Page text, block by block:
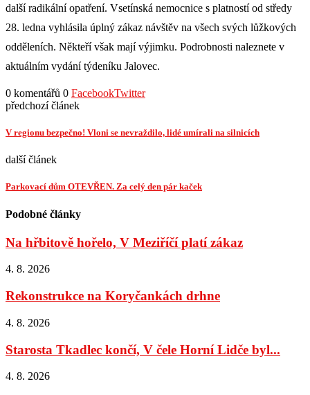
další radikální opatření. Vsetínská nemocnice s platností od středy
28. ledna vyhlásila úplný zákaz návštěv na všech svých lůžkových
odděleních. Někteří však mají výjimku. Podrobnosti naleznete v
aktuálním vydání týdeníku Jalovec.
0 komentářů 0 FacebookTwitter
předchozí článek
V regionu bezpečno! Vloni se nevraždilo, lidé umírali na silnicích
další článek
Parkovací dům OTEVŘEN. Za celý den pár kaček
Podobné články
Na hřbitově hořelo, V Meziříčí platí zákaz
4. 8. 2026
Rekonstrukce na Koryčankách drhne
4. 8. 2026
Starosta Tkadlec končí, V čele Horní Lidče byl...
4. 8. 2026